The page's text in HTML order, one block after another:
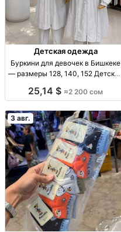
Детская одежда
Буркини для девочек в Бишкеке
— размеры 128, 140, 152 Детские
комбинированный верх, р-р
ограниченная парти
25,14 $ ≈2 200 сом
3 авг.